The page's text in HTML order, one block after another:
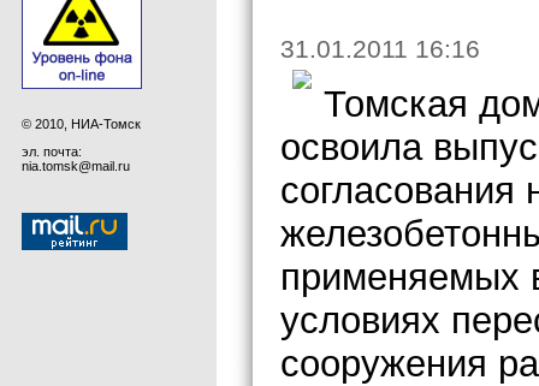
© 2010, НИА-Томск
эл. почта:
nia.tomsk@mail.ru
31.01.2011 16:16
Томская
освоила
согласования
применяемых
условиях
сооружения